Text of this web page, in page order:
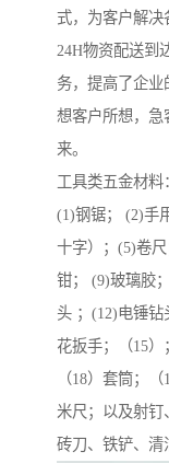
式，为客户解决
24H物资配送到
务，提高了企业
想客户所想，急
来。
工具类五金材料：
(1)钢锯； (2)手
十字）；(5)卷
钳； (9)玻璃胶
头 ；(12)电锤钻
花扳手；（15）
（18）套筒；
米尺；以及射钉
砖刀、铁铲、清